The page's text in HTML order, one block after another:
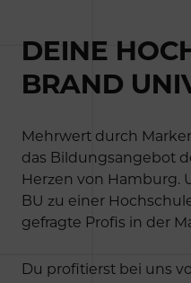
DEINE
BRAND
Mehrwert durch
das Bildungsangebot
Herzen von Hamburg.
BU zu einer
gefragte Profis in der
Du profitierst bei uns